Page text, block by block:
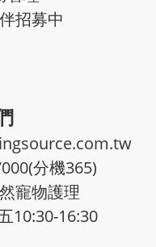
招募中
分機365)
物護理
16:30